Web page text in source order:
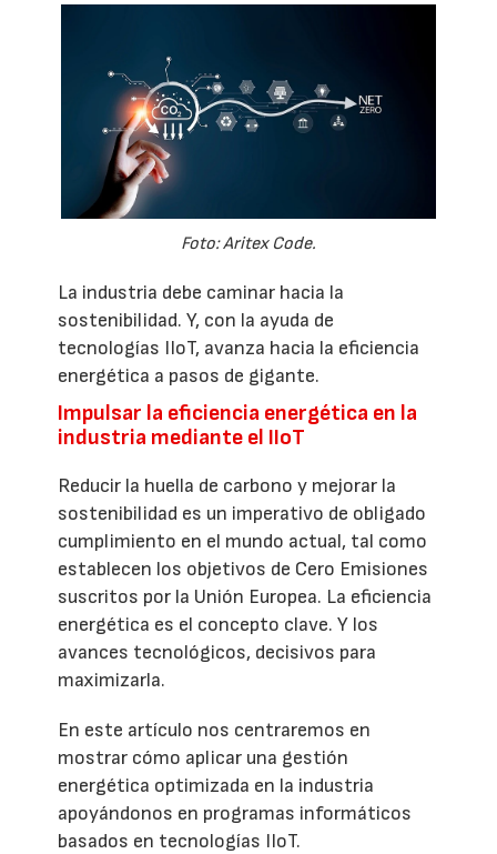
Foto: Aritex Code.
La industria debe caminar hacia la
sostenibilidad. Y, con la ayuda de
tecnologías IIoT, avanza hacia la eficiencia
energética a pasos de gigante.
Impulsar la eficiencia energética en la
industria mediante el IIoT
Reducir la huella de carbono y mejorar la
sostenibilidad es un imperativo de obligado
cumplimiento en el mundo actual, tal como
establecen los objetivos de Cero Emisiones
suscritos por la Unión Europea. La eficiencia
energética es el concepto clave. Y los
avances tecnológicos, decisivos para
maximizarla.
En este artículo nos centraremos en
mostrar cómo aplicar una gestión
energética optimizada en la industria
apoyándonos en programas informáticos
basados en tecnologías IIoT.